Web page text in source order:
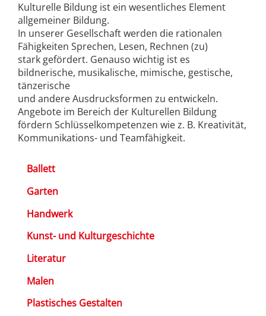
Kulturelle Bildung ist ein wesentliches Element
allgemeiner Bildung.
In unserer Gesellschaft werden die rationalen
Fähigkeiten Sprechen, Lesen, Rechnen (zu)
stark gefördert. Genauso wichtig ist es
bildnerische, musikalische, mimische, gestische,
tänzerische
und andere Ausdrucksformen zu entwickeln.
Angebote im Bereich der Kulturellen Bildung
fördern Schlüsselkompetenzen wie z. B. Kreativität,
Kommunikations- und Teamfähigkeit.
Ballett
Garten
Handwerk
Kunst- und Kulturgeschichte
Literatur
Malen
Plastisches Gestalten